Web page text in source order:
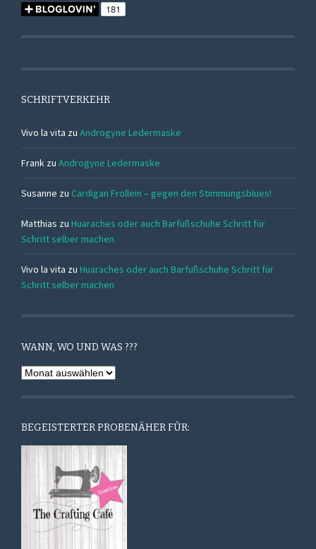
SCHRIFTVERKEHR
Vivo la vita zu Androgyne Ledermaske
Frank zu Androgyne Ledermaske
Susanne zu Cardigan Frollein – gegen den Stimmungsblues!
Matthias zu Huaraches oder auch Barfußschuhe Schritt für
Schritt selber machen
Vivo la vita zu Huaraches oder auch Barfußschuhe Schritt für
Schritt selber machen
WANN, WO UND WAS ???
Wann,
???
BEGEISTERTER PROBENÄHER FÜR: